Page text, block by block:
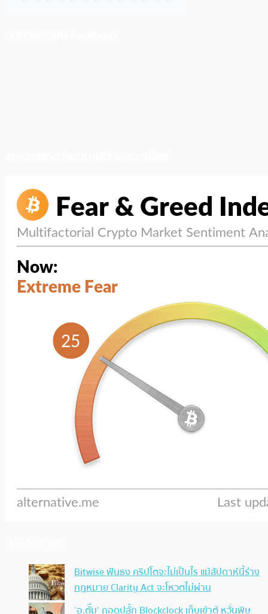
Bitwise ฟันธง คริปโตจะไม่เป็นไร แม้สัปดาห์นี้ร่าง
กฎหมาย Clarity Act จะโหวตไม่ผ่าน
‘อ.ตั๊ม’ ถอดปลั้ก Blockclock เก็บเข้าตู้ หวั่นพิษ